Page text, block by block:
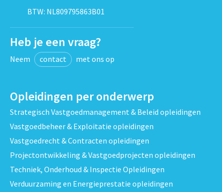
BTW: NL809795863B01
Heb je een vraag?
Neem contact met ons op
Opleidingen per onderwerp
Strategisch Vastgoedmanagement & Beleid opleidingen
Vastgoedbeheer & Exploitatie opleidingen
Vastgoedrecht & Contracten opleidingen
Projectontwikkeling & Vastgoedprojecten opleidingen
Techniek, Onderhoud & Inspectie Opleidingen
Verduurzaming en Energieprestatie opleidingen